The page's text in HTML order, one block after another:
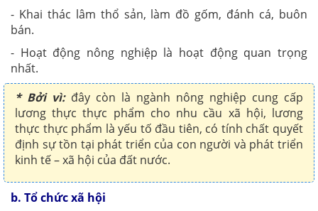
- Khai thác lâm thổ sản, làm đồ gốm, đánh cá, buôn
bán.
- Hoạt động nông nghiệp là hoạt động quan trọng
nhất.
* Bởi vì: đây còn là ngành nông nghiệp cung cấp
lương thực thực phẩm cho nhu cầu xã hội, lương
thực thực phẩm là yếu tố đầu tiên, có tính chất quyết
định sự tồn tại phát triển của con người và phát triển
kinh tế – xã hội của đất nước.
b. Tổ chức xã hội